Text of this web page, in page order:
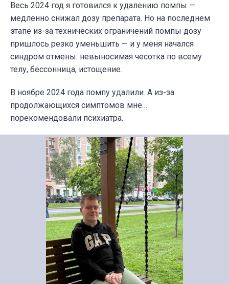
Весь 2024 год я готовился к удалению помпы —
медленно снижал дозу препарата. Но на последнем
этапе из-за технических ограничений помпы дозу
пришлось резко уменьшить — и у меня начался
синдром отмены: невыносимая чесотка по всему
телу, бессонница, истощение.
В ноябре 2024 года помпу удалили. А из-за
продолжающихся симптомов мне…
порекомендовали психиатра.